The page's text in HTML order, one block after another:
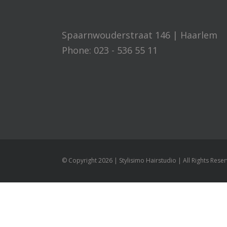
Spaarnwouderstraat 146 | Haarlem
Phone: 023 - 536 55 11
© Copyright2026 | Stylisimo Hairstudio | All Rights